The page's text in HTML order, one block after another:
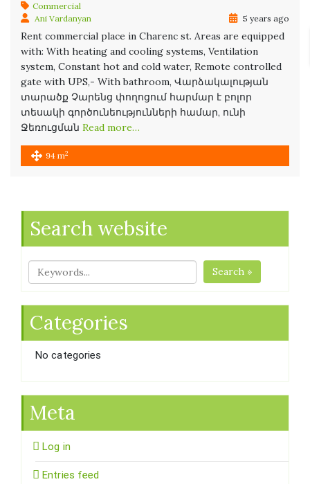
Commercial
Ani Vardanyan
5 years ago
Rent commercial place in Charenc st. Areas are equipped
with: With heating and cooling systems, Ventilation
system, Constant hot and cold water, Remote controlled
gate with UPS,- With bathroom, Վարձակալության
տարածք Չարենց փողոցում հարմար է բոլոր
տեսակի գործունեությունների համար, ունի
Ջեռուցման Read more…
94 m2
Search website
Search »
Categories
No categories
Meta
Log in
Entries feed